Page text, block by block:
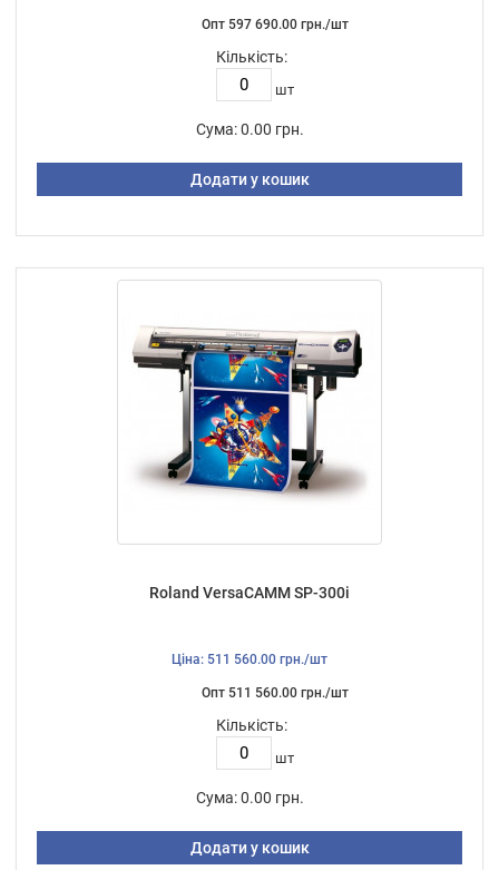
Опт 597 690.00 грн./шт
Кількість:
шт
Сума: 0.00 грн.
Додати у кошик
Roland VersaCAMM SP-300i
Ціна: 511 560.00 грн./шт
Опт 511 560.00 грн./шт
Кількість:
шт
Сума: 0.00 грн.
Додати у кошик